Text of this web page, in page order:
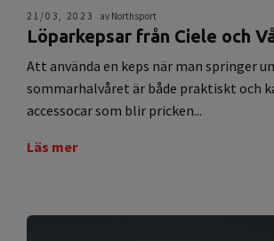
21/03, 2023 av Northsport
Löparkepsar från Ciele och
Att använda en keps när man springer
sommarhalvåret är både praktiskt och
accessocar som blir pricken...
Läs mer